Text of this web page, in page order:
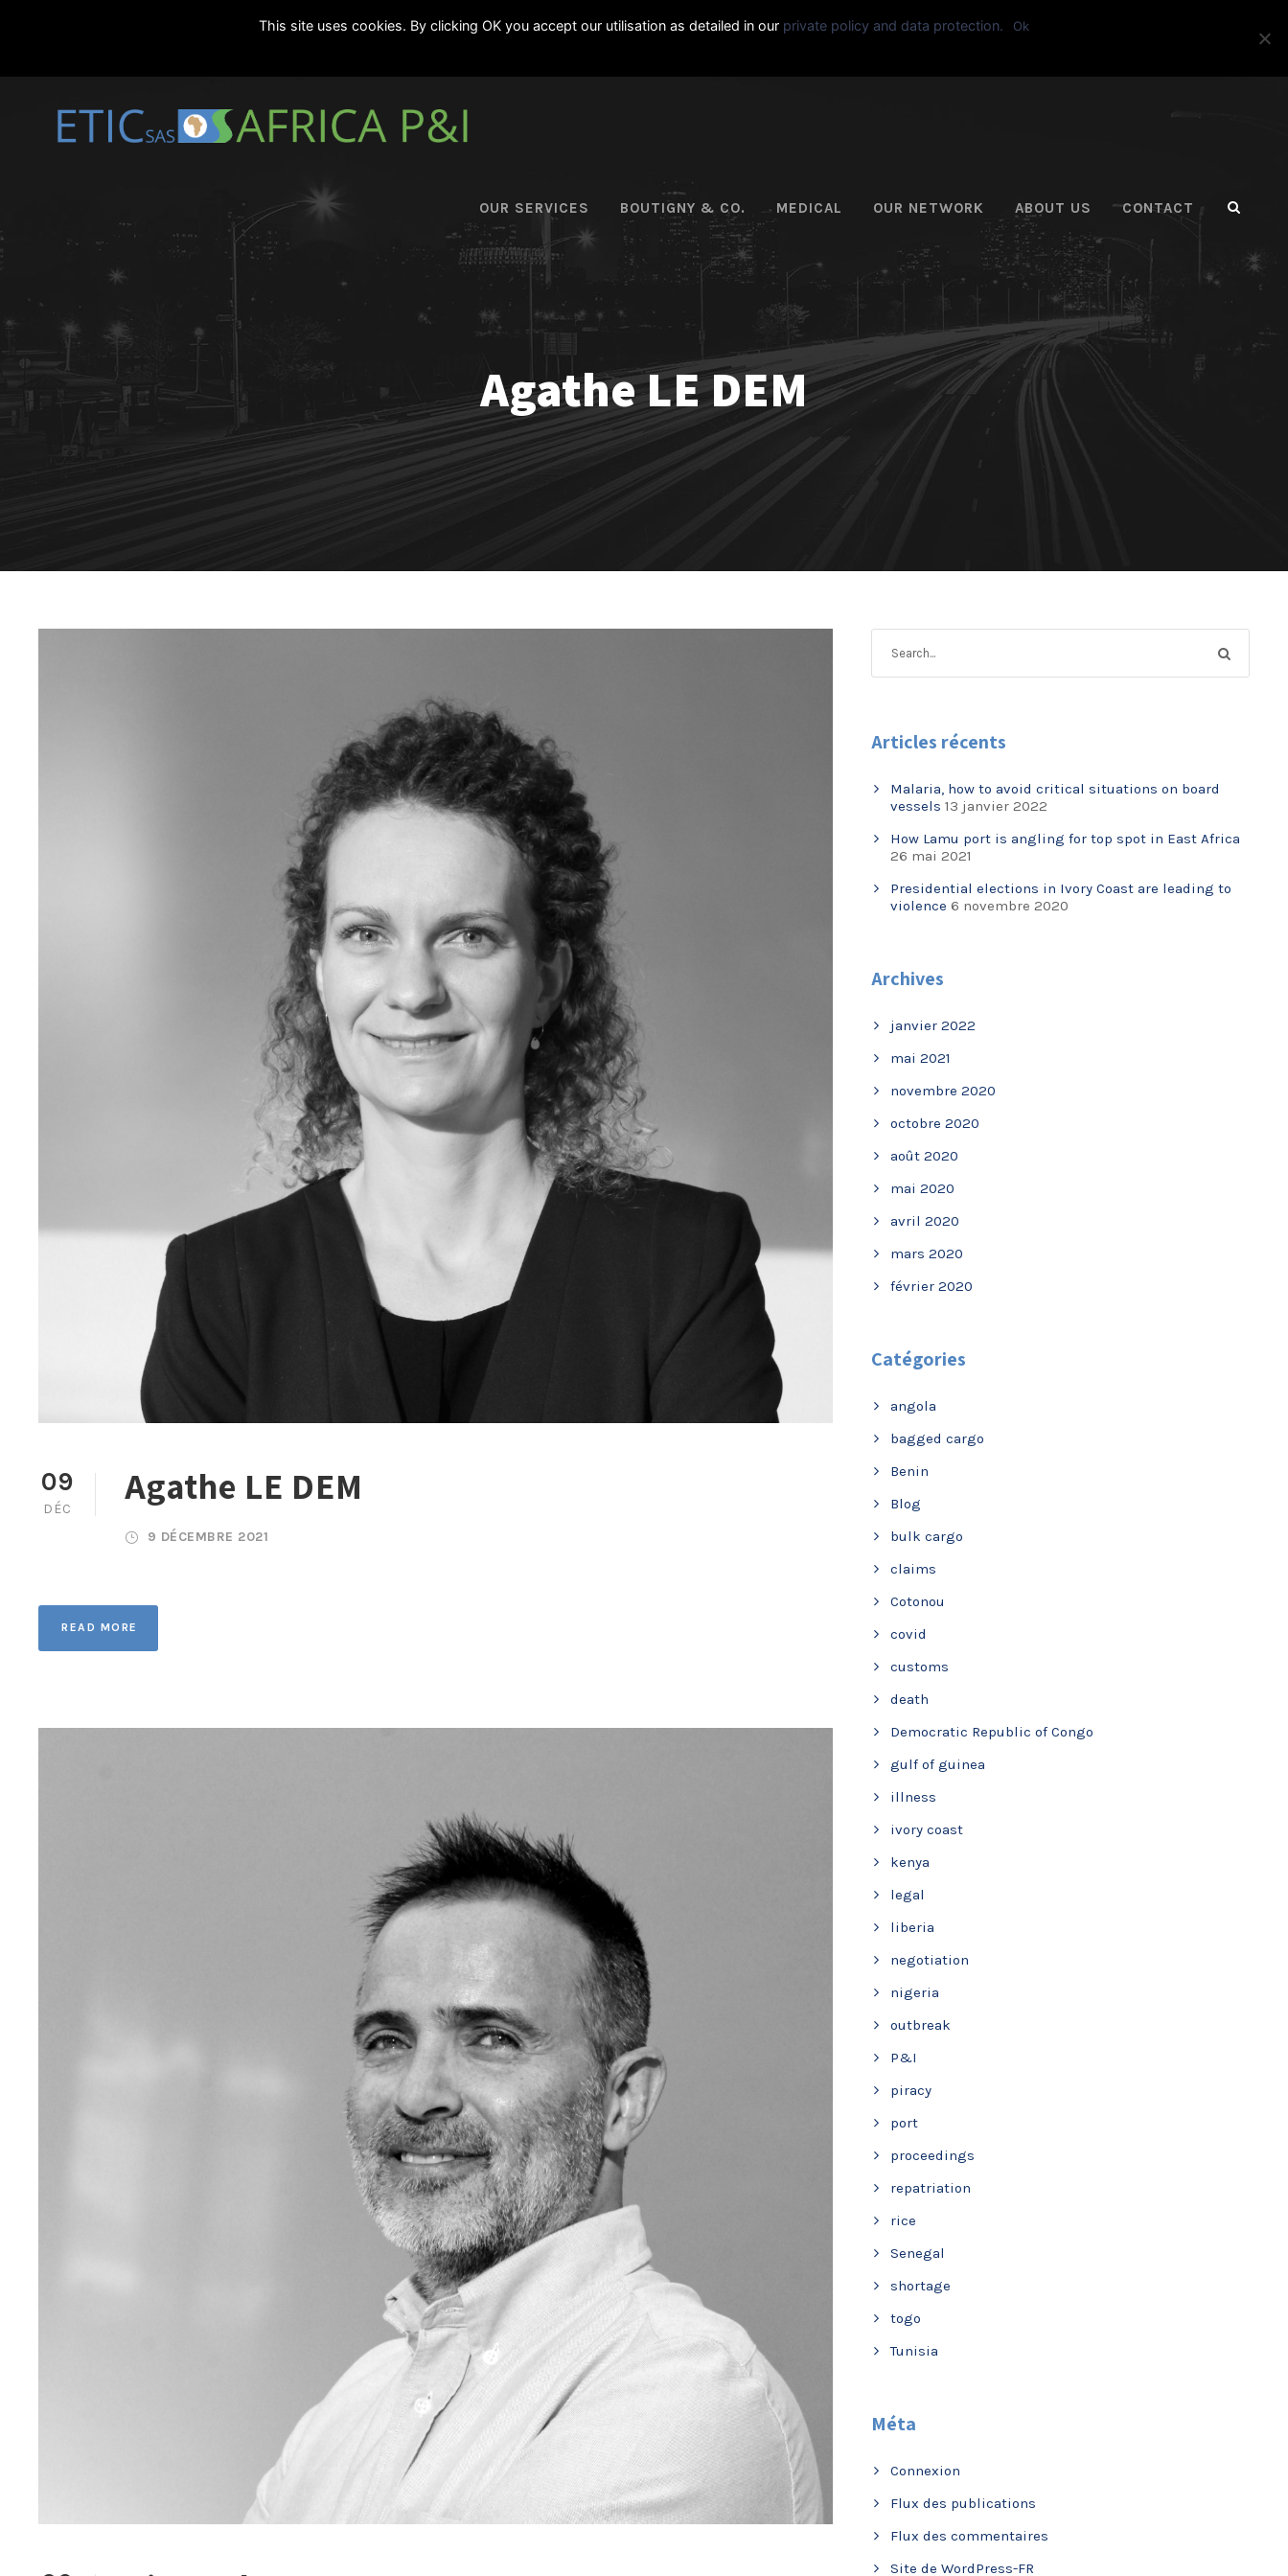
contact[@]eticmar.com +33-495-06-11-92 ASK FOR A QUOTE
OUR SERVICES BOUTIGNY & CO. MEDICAL OUR NETWORK ABOUT US CONTACT
Agathe LE DEM
09
DÉC Agathe LE DEM
9 DÉCEMBRE 2021
READ MORE
Articles récents
Malaria, how to avoid critical situations on board
vessels 13 janvier 2022
How Lamu port is angling for top spot in East Africa
26 mai 2021
Presidential elections in Ivory Coast are leading to
violence 6 novembre 2020
Archives
janvier 2022
mai 2021
novembre 2020
octobre 2020
août 2020
mai 2020
avril 2020
mars 2020
février 2020
Catégories
angola
bagged cargo
Benin
Blog
bulk cargo
claims
Cotonou
covid
customs
death
Democratic Republic of Congo
gulf of guinea
illness
ivory coast
kenya
legal
liberia
negotiation
nigeria
outbreak
P&I
piracy
port
proceedings
repatriation
rice
Senegal
shortage
togo
Tunisia
Méta
Connexion
Flux des publications
Flux des commentaires
Site de WordPress-FR
This site uses cookies. By clicking OK you accept our utilisation as detailed in our private policy and data protection. Ok